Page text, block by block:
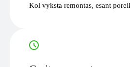
Kol vyksta remontas, esant